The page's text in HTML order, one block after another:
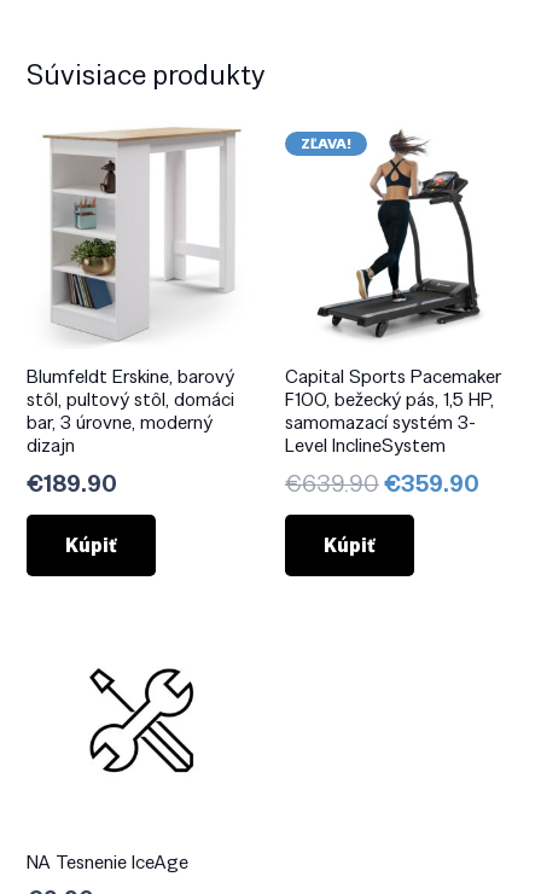
Súvisiace produkty
Blumfeldt Erskine, barový
stôl, pultový stôl, domáci
bar, 3 úrovne, moderný
dizajn
€189.90
Kúpiť
ZĽAVA!
Capital Sports Pacemaker
F100, bežecký pás, 1,5 HP,
samomazací systém 3-
Level InclineSystem
€639.90Pôvodná
cena
€639.90.
€359.90
Kúpiť
NA Tesnenie IceAge